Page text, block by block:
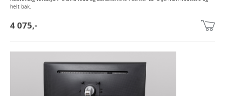
helt bak.
4 075,-